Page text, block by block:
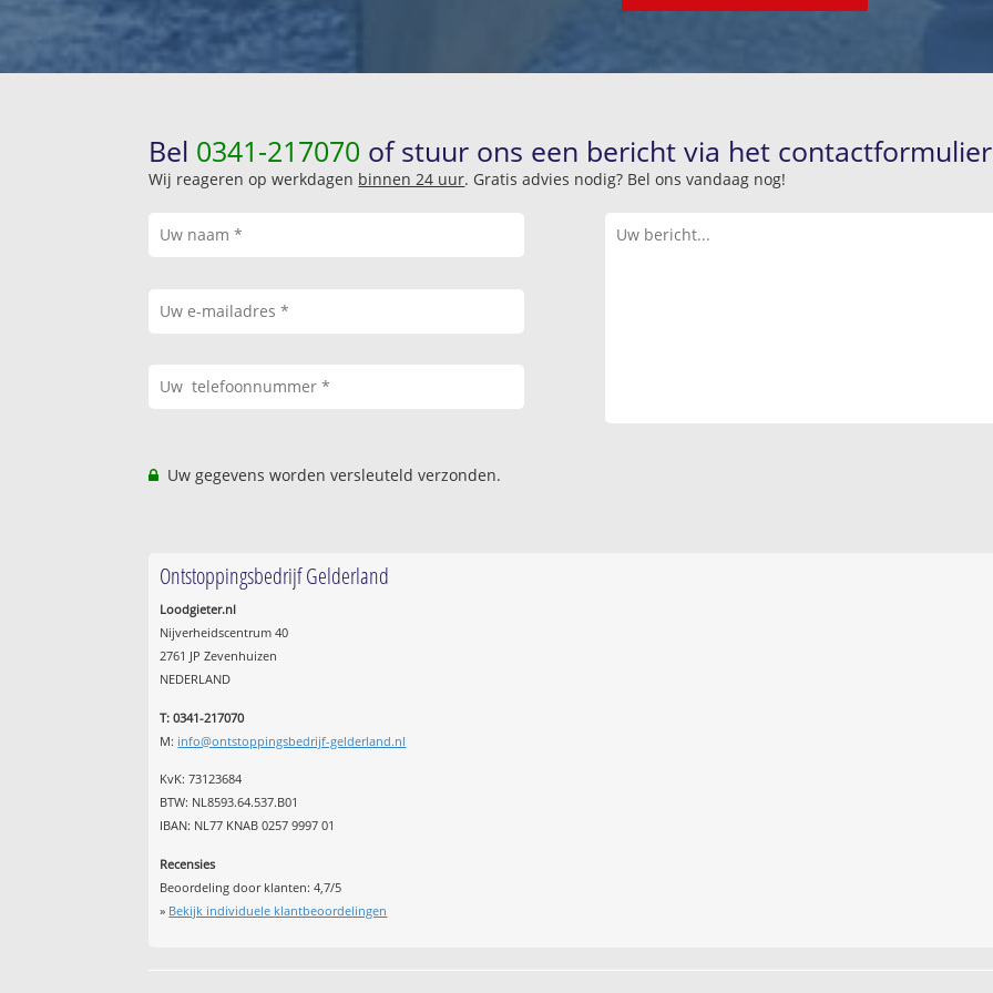
Bel 0341-217070 of stuur ons een bericht via het
Wij reageren op werkdagen binnen 24 uur. Gratis advies nodig? Bel ons vandaag nog!
Uw gegevens worden versleuteld verzonden.
Ontstoppingsbedrijf Gelderland
Loodgieter.nl
Nijverheidscentrum 40
2761 JP Zevenhuizen
NEDERLAND
T: 0341-217070
M: info@ontstoppingsbedrijf-gelderland.nl
KvK: 73123684
BTW: NL8593.64.537.B01
IBAN: NL77 KNAB 0257 9997 01
Recensies
Beoordeling door klanten:4,7/5
» Bekijk individuele klantbeoordelingen